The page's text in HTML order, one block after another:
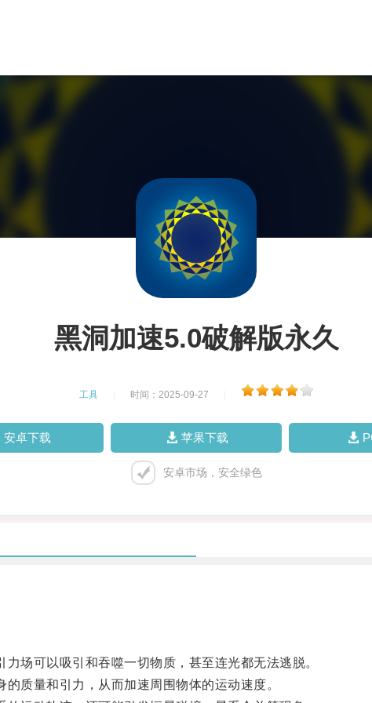
黑洞加速5.0破解版永久
工具 时间：2025-09-27
安卓下载 苹果下载
安卓市场，安全绿色
可以吸引和吞噬一切物质，甚至连光都无法逃脱。
质量和引力，从而加速周围物体的运动速度。